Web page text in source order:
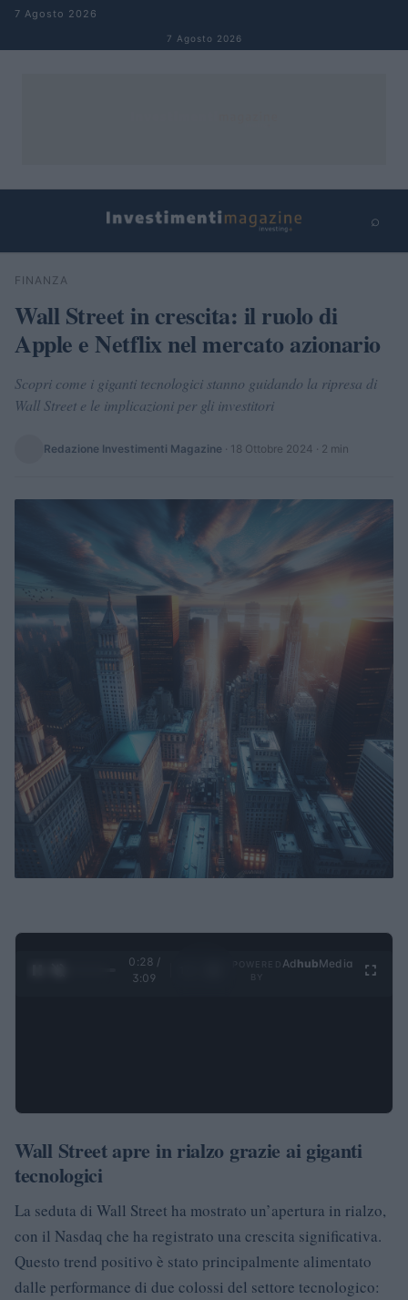
Salta al contenuto
7 Agosto 2026
7 Agosto 2026
⌕
Cerca
FINANZA
Wall Street in crescita: il ruolo di
Apple e Netflix nel mercato azionario
Scopri come i giganti tecnologici stanno guidando la ripresa di
Wall Street e le implicazioni per gli investitori
Redazione Investimenti Magazine · 18 Ottobre 2024 · 2 min
0:28 /
3:09
Ad hubMedia
Wall Street apre in rialzo grazie ai giganti
tecnologici
La seduta di Wall Street ha mostrato un’apertura in rialzo,
con il Nasdaq che ha registrato una crescita significativa.
Questo trend positivo è stato principalmente alimentato
dalle performance di due colossi del settore tecnologico: